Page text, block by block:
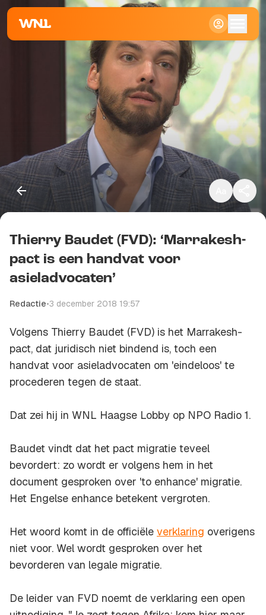
Standaard
Groot
Kopieer link
Thierry Baudet (FVD): ‘Marrakesh-
pact is een handvat voor
asieladvocaten’
Redactie•3 december 2018 19:57
Volgens Thierry Baudet (FVD) is het Marrakesh-
pact, dat juridisch niet bindend is, toch een
handvat voor asieladvocaten om 'eindeloos' te
procederen tegen de staat.
Dat zei hij in WNL Haagse Lobby op NPO Radio 1.
Baudet vindt dat het pact migratie teveel
bevordert: zo wordt er volgens hem in het
document gesproken over 'to enhance' migratie.
Het Engelse enhance betekent vergroten.
Het woord komt in de officiële verklaring overigens
niet voor. Wel wordt gesproken over het
bevorderen van legale migratie.
De leider van FVD noemt de verklaring een open